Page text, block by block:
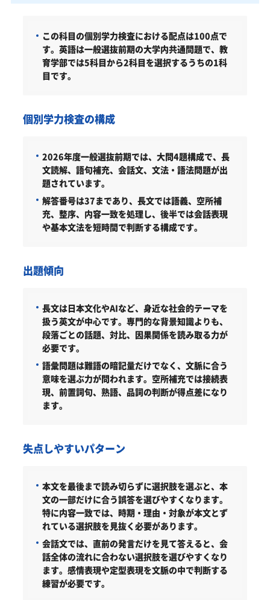
この科目の個別学力検査における配点は100点で
す。英語は一般選抜前期の大学内共通問題で、教
育学部では5科目から2科目を選択するうちの1科
目です。
個別学力検査の構成
2026年度一般選抜前期では、大問4題構成で、長
文読解、語句補充、会話文、文法・語法問題が出
題されています。
解答番号は37まであり、長文では語義、空所補
充、整序、内容一致を処理し、後半では会話表現
や基本文法を短時間で判断する構成です。
出題傾向
長文は日本文化やAIなど、身近な社会的テーマを
扱う英文が中心です。専門的な背景知識よりも、
段落ごとの話題、対比、因果関係を読み取る力が
必要です。
語彙問題は難語の暗記量だけでなく、文脈に合う
意味を選ぶ力が問われます。空所補充では接続表
現、前置詞句、熟語、品詞の判断が得点差になり
ます。
失点しやすいパターン
本文を最後まで読み切らずに選択肢を選ぶと、本
文の一部だけに合う誤答を選びやすくなります。
特に内容一致では、時期・理由・対象が本文とず
れている選択肢を見抜く必要があります。
会話文では、直前の発言だけを見て答えると、会
話全体の流れに合わない選択肢を選びやすくなり
ます。感情表現や定型表現を文脈の中で判断する
練習が必要です。